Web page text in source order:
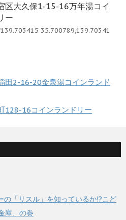
区大久保1-15-16万年湯コイ
ー
35.700789,139.70341
田2-16-20金泉湯コインランド
128-16コインランドリー
の「リスル」を知っているか!?こど
庫、の巻